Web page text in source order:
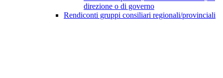
direzione o di governo
Rendiconti gruppi consiliari regionali/provinciali